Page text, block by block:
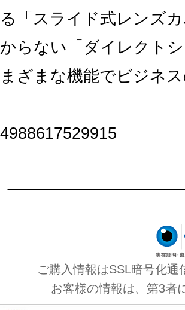
る「スライド式レンズ
からない「ダイレクト
まざまな機能でビジネ
4988617529915
ご購入情報はSSL暗号化
お客様の情報は、第3者